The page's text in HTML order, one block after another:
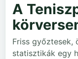
A
Friss győztesek,
statisztikák egy